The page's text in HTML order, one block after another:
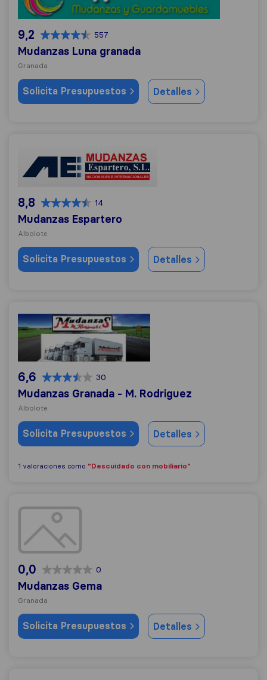
9,2 557
Mudanzas Luna granada
Granada
Solicita Presupuestos Detalles
Mudanzas Espartero
8,8 14
Mudanzas Espartero
Albolote
Solicita Presupuestos Detalles
Mudanzas Granada - M. Rodriguez
6,6 30
Mudanzas Granada - M. Rodriguez
Albolote
Solicita Presupuestos Detalles
1 valoraciones como "Descuidado con mobiliario"
Mudanzas Gema
0,0 0
Mudanzas Gema
Granada
Solicita Presupuestos Detalles